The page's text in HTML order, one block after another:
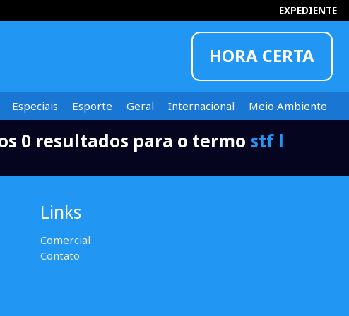
EXPEDIENTE
HORA CERTA
INFORMOU
Especiais Esporte Geral Internacional
Meio Ambiente
0 resultados para o termo stf l
Links
Comercial
Contato